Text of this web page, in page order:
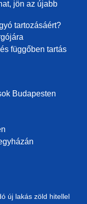
jön az újabb
tartozásáért?
függőben tartás
Budapesten
új lakás zöld hitellel